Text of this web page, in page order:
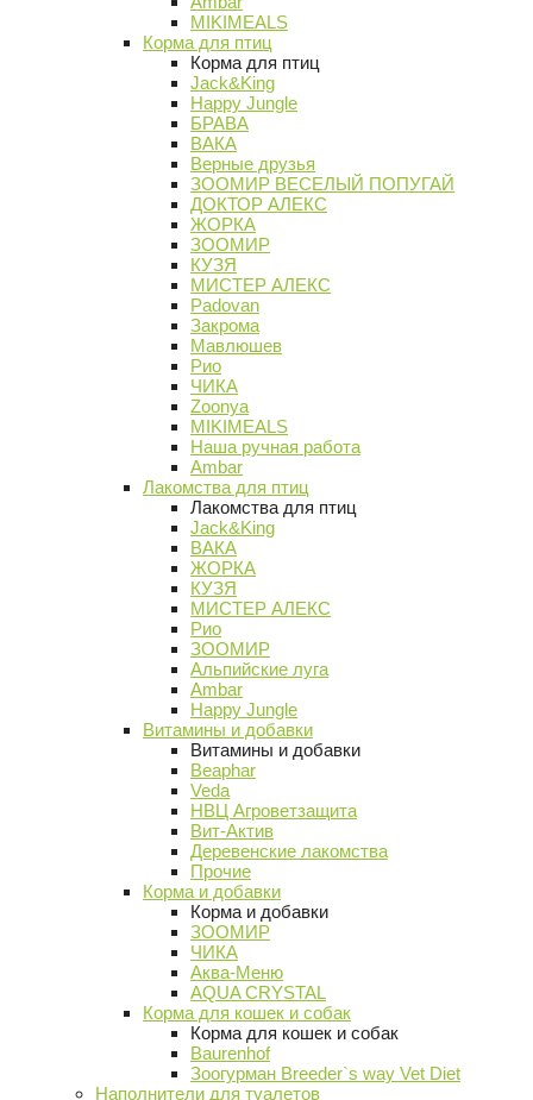
MIKIMEALS
Корма для птиц
Корма для птиц
Jack&King
Happy Jungle
БРАВА
ВАКА
Верные друзья
ЗООМИР ВЕСЕЛЫЙ ПОПУГАЙ
ДОКТОР АЛЕКС
ЖОРКА
ЗООМИР
КУЗЯ
МИСТЕР АЛЕКС
Padovan
Закрома
Мавлюшев
Рио
ЧИКА
Zoonya
MIKIMEALS
Наша ручная работа
Ambar
Лакомства для птиц
Лакомства для птиц
Jack&King
ВАКА
ЖОРКА
КУЗЯ
МИСТЕР АЛЕКС
Рио
ЗООМИР
Альпийские луга
Ambar
Happy Jungle
Витамины и добавки
Витамины и добавки
Beaphar
Veda
НВЦ Агроветзащита
Вит-Актив
Деревенские лакомства
Прочие
Корма и добавки
Корма и добавки
ЗООМИР
ЧИКА
Аква-Меню
AQUA CRYSTAL
Корма для кошек и собак
Корма для кошек и собак
Baurenhof
Зоогурман Breeder`s way Vet Diet
Наполнители для туалетов